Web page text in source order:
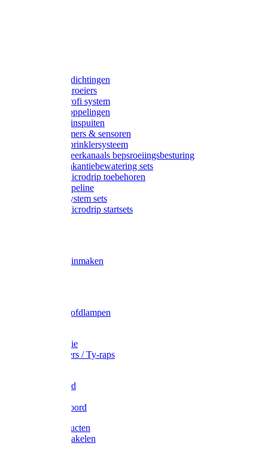
Gardena afdichtingen
Gardena sproeiers
Gardena Profi system
Gardena koppelingen
Gardena tuinspuiten
Gardena timers & sensoren
Gardena Sprinklersysteem
Gardena meerkanaals bepsroeiingsbesturing
Gardena vakantiebewatering sets
Gardena Microdrip toebehoren
Gardena Pipeline
Gardena System sets
Gardena Microdrip startsets
Wecken & inmaken
Zak- & Hoofdlampen
Tape en folie
Kabelbinders / Ty-raps
Metselkoord
Elastisch koord
Afdekproducten
Heffen en takelen